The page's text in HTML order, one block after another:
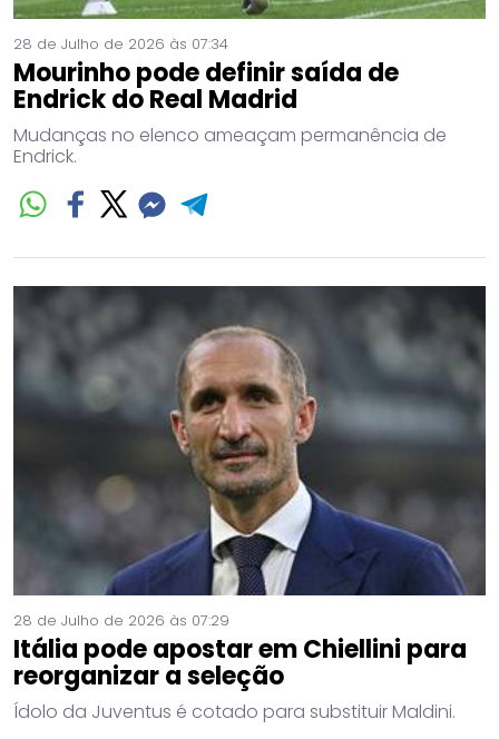
28 de Julho de 2026 às 07:34
Mourinho pode definir saída de
Endrick do Real Madrid
Mudanças no elenco ameaçam permanência de
Endrick.
28 de Julho de 2026 às 07:29
Itália pode apostar em Chiellini para
reorganizar a seleção
Ídolo da Juventus é cotado para substituir Maldini.